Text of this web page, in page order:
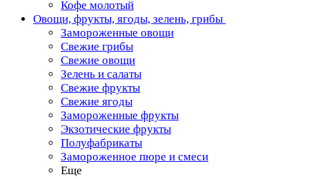
Кофе молотый
Овощи, фрукты, ягоды, зелень, грибы
Замороженные овощи
Свежие грибы
Свежие овощи
Зелень и салаты
Свежие фрукты
Свежие ягоды
Замороженные фрукты
Экзотические фрукты
Полуфабрикаты
Замороженное пюре и смеси
Еще